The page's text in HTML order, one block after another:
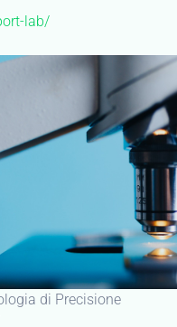
lab/
di Precisione